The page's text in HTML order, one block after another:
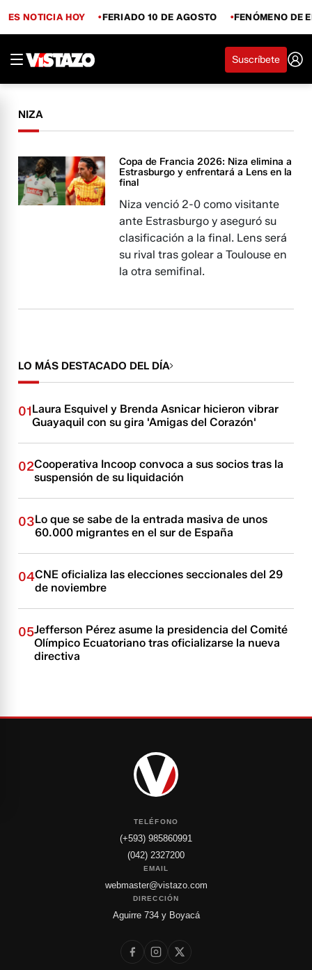
ES NOTICIA HOY FERIADO 10 DE AGOSTO FENÓMENO DE
Suscríbete
NIZA
Copa de Francia 2026: Niza elimina a
Estrasburgo y enfrentará a Lens en la
final
Niza venció 2-0 como visitante
ante Estrasburgo y aseguró su
clasificación a la final. Lens será
su rival tras golear a Toulouse en
la otra semifinal.
LO MÁS DESTACADO DEL DÍA
01Laura Esquivel y Brenda Asnicar hicieron vibrar
Guayaquil con su gira 'Amigas del Corazón'
02Cooperativa Incoop convoca a sus socios tras la
suspensión de su liquidación
03Lo que se sabe de la entrada masiva de unos
60.000 migrantes en el sur de España
04CNE oficializa las elecciones seccionales del 29
de noviembre
05Jefferson Pérez asume la presidencia del Comité
Olímpico Ecuatoriano tras oficializarse la nueva
directiva
TELÉFONO
(+593) 985860991
(042) 2327200
EMAIL
webmaster@vistazo.com
DIRECCIÓN
Aguirre 734 y Boyacá